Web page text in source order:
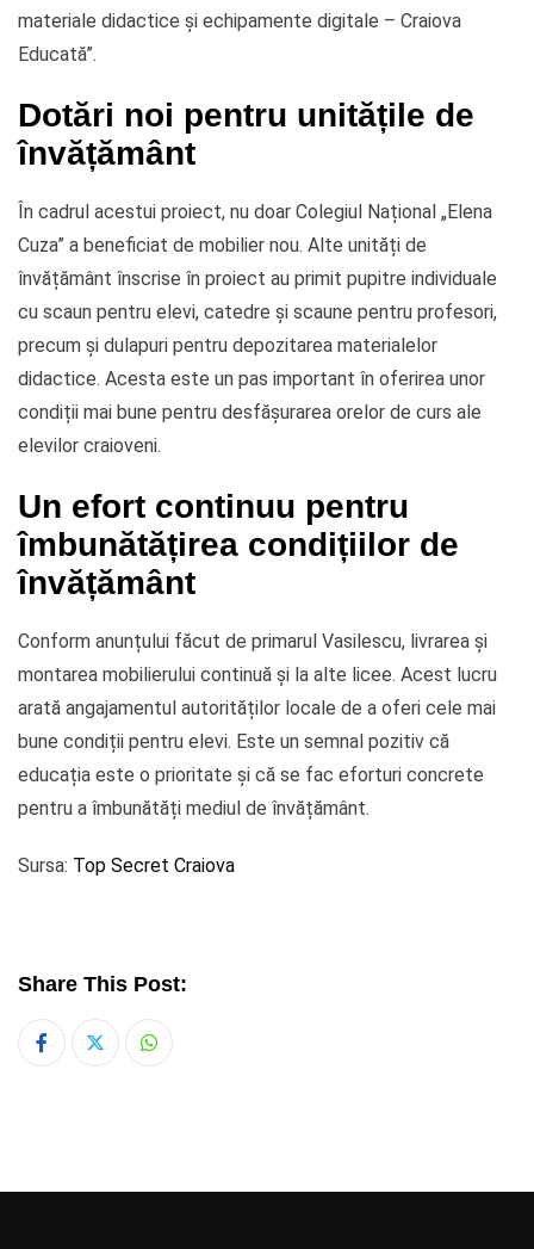
materiale didactice și echipamente digitale – Craiova
Educată”.
Dotări noi pentru unitățile de
învățământ
În cadrul acestui proiect, nu doar Colegiul Național „Elena
Cuza” a beneficiat de mobilier nou. Alte unități de
învățământ înscrise în proiect au primit pupitre individuale
cu scaun pentru elevi, catedre și scaune pentru profesori,
precum și dulapuri pentru depozitarea materialelor
didactice. Acesta este un pas important în oferirea unor
condiții mai bune pentru desfășurarea orelor de curs ale
elevilor craioveni.
Un efort continuu pentru
îmbunătățirea condițiilor de
învățământ
Conform anunțului făcut de primarul Vasilescu, livrarea și
montarea mobilierului continuă și la alte licee. Acest lucru
arată angajamentul autorităților locale de a oferi cele mai
bune condiții pentru elevi. Este un semnal pozitiv că
educația este o prioritate și că se fac eforturi concrete
pentru a îmbunătăți mediul de învățământ.
Sursa: Top Secret Craiova
Share This Post:
Whatsapp